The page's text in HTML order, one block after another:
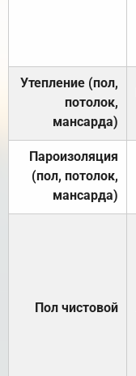
Утепление (пол,
потолок,
мансарда)
Пароизоляция
(пол, потолок,
мансарда)
Пол чистовой